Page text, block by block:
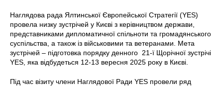
Наглядова рада Ялтинської Європейської Стратегії (YES)
провела низку зустрічей у Києві з керівництвом держави,
представниками дипломатичної спільноти та громадянського
суспільства, а також із військовими та ветеранами. Мета
зустрічей – підготовка порядку денного 21-ї Щорічної зустрічі
YES, яка відбудеться 12-13 вересня 2025 року в Києві.
Під час візиту члени Наглядової Ради YES провели ряд